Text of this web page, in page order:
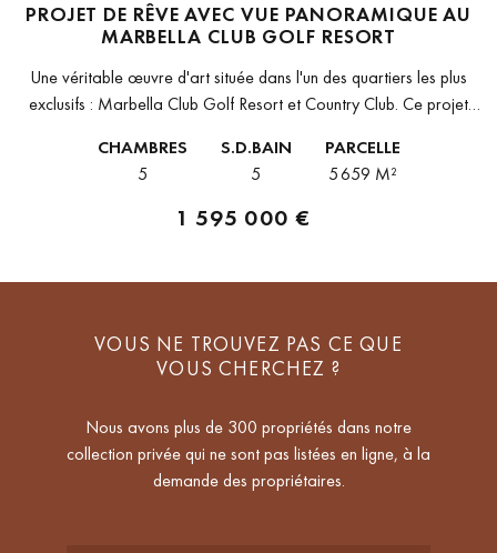
PROJET DE RÊVE AVEC VUE PANORAMIQUE AU
MARBELLA CLUB GOLF RESORT
Une véritable œuvre d'art située dans l'un des quartiers les plus
exclusifs : Marbella Club Golf Resort et Country Club. Ce projet
CHAMBRES
5
S.D.BAIN
5
PARCELLE
5 659 M²
1 595 000 €
VOUS NE TROUVEZ PAS CE QUE
VOUS CHERCHEZ ?
Nous avons plus de 300 propriétés dans notre
collection privée qui ne sont pas listées en ligne, à la
demande des propriétaires.